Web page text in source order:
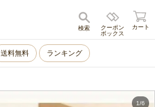
キャンセル
クーポン
ボックス
検索 カート
送料無料 ランキング
1/6